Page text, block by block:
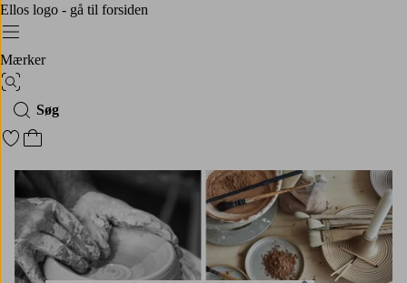
Ellos logo - gå til forsiden
Menu
Mærker
Billedsøgning
Søg
Gå til favoritmarkerede produkter
Gå til indkøbskurven